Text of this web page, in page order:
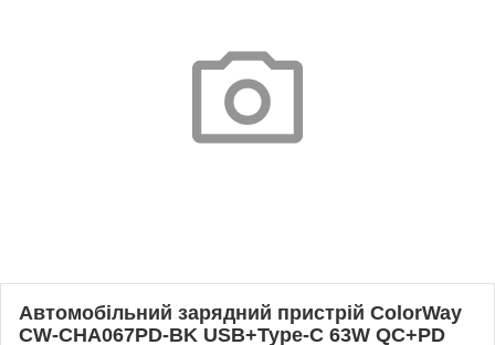
Автомобільний зарядний пристрій ColorWay
CW-CHA067PD-BK USB+Type-C 63W QC+PD